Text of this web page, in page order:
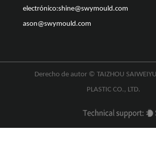
electrónico:shine@swymould.com
ason@swymould.com
Derecho de autor © TAIZHOU
PLASTIC CO., LTD.